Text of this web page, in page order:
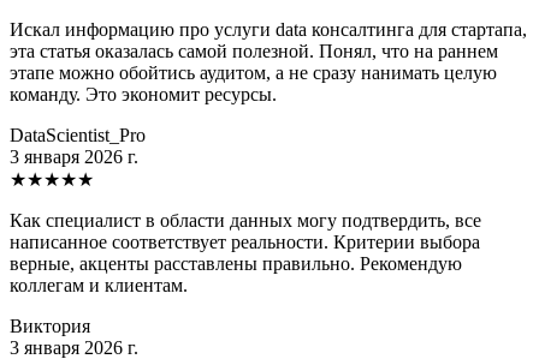
Искал информацию про услуги data консалтинга для стартапа,
эта статья оказалась самой полезной. Понял, что на раннем
этапе можно обойтись аудитом, а не сразу нанимать целую
команду. Это экономит ресурсы.
DataScientist_Pro
3 января 2026 г.
★★★★★
Как специалист в области данных могу подтвердить, все
написанное соответствует реальности. Критерии выбора
верные, акценты расставлены правильно. Рекомендую
коллегам и клиентам.
Виктория
3 января 2026 г.